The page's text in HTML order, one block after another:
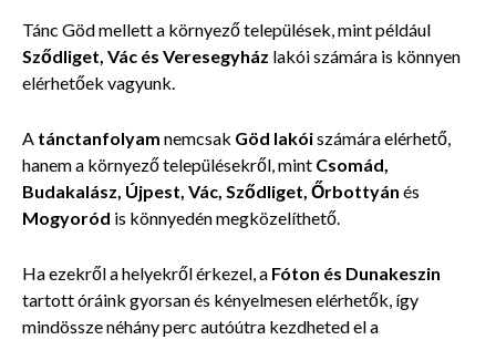
Tánc Göd mellett a környező települések, mint például
Sződliget, Vác és Veresegyház lakói számára is könnyen
elérhetőek vagyunk.
A tánctanfolyam nemcsak Göd lakóiszámára elérhető,
hanem a környező településekről, mint Csomád,
Budakalász, Újpest, Vác, Sződliget, Őrbottyán és
Mogyoród is könnyedén megközelíthető.
Ha ezekről a helyekről érkezel, a Fóton és Dunakeszin
tartott óráink gyorsan és kényelmesen elérhetők, így
mindössze néhány perc autóútra kezdheted el a